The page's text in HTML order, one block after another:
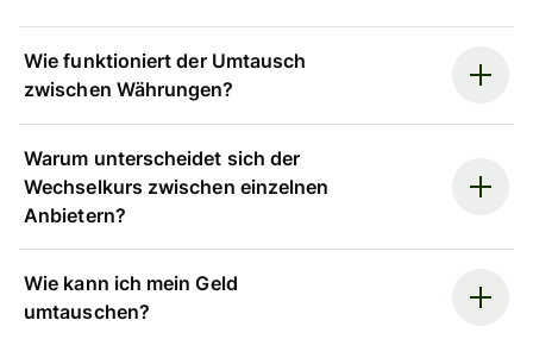
Wie funktioniert der Umtausch
zwischen Währungen?
Warum unterscheidet sich der
Wechselkurs zwischen einzelnen
Anbietern?
Wie kann ich mein Geld
umtauschen?